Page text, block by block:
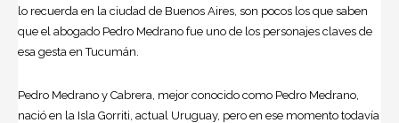
lo recuerda en la ciudad de Buenos Aires, son pocos los que saben
que el abogado Pedro Medrano fue uno de los personajes claves de
esa gesta en Tucumán.
Pedro Medrano y Cabrera, mejor conocido como Pedro Medrano,
nació en la Isla Gorriti, actual Uruguay, pero en ese momento todavía